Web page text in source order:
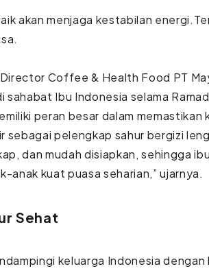
akan menjaga kestabilan
Coffee & Health Food PT
sahabat Ibu Indonesia selama
peran besar dalam memastikan
sebagai pelengkap sahur bergizi
dan mudah disiapkan, sehingga
anak kuat puasa seharian,” ujarnya.
Sehat
keluarga Indonesia dengan